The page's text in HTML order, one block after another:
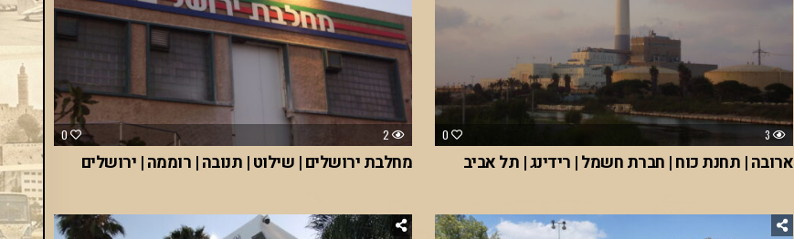
0 2
מחלבת ירושלים | שילוט | תנובה | רוממה | ירושלים
0 3
ארובה | תחנת כוח | חברת חשמל | רידינג | תל אביב